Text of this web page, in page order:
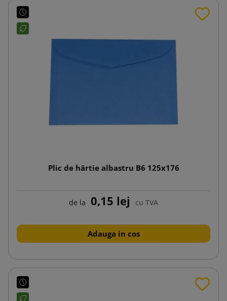
Plic de hârtie albastru B6 125x176
de la 0,15 lej cu TVA
Adauga in cos